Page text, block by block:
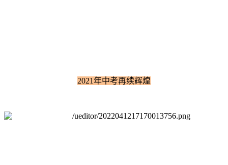
2021年中考再续辉煌